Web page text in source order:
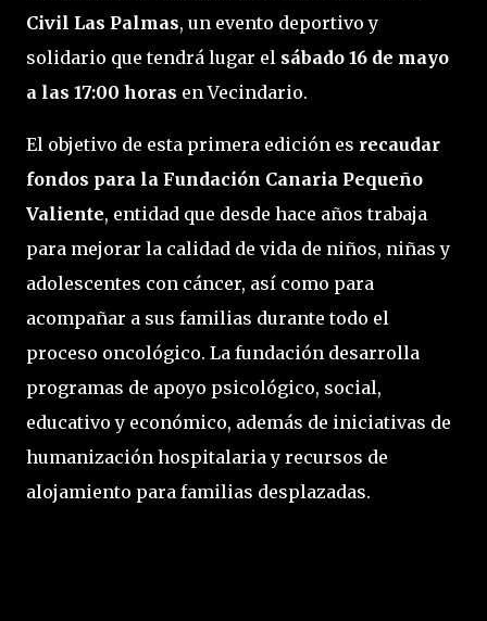
Civil Las Palmas, un evento deportivo y
solidario que tendrá lugar el sábado 16 de mayo
a las 17:00 horas en Vecindario.
El objetivo de esta primera edición es recaudar
fondos para la Fundación Canaria Pequeño
Valiente, entidad que desde hace años trabaja
para mejorar la calidad de vida de niños, niñas y
adolescentes con cáncer, así como para
acompañar a sus familias durante todo el
proceso oncológico. La fundación desarrolla
programas de apoyo psicológico, social,
educativo y económico, además de iniciativas de
humanización hospitalaria y recursos de
alojamiento para familias desplazadas.